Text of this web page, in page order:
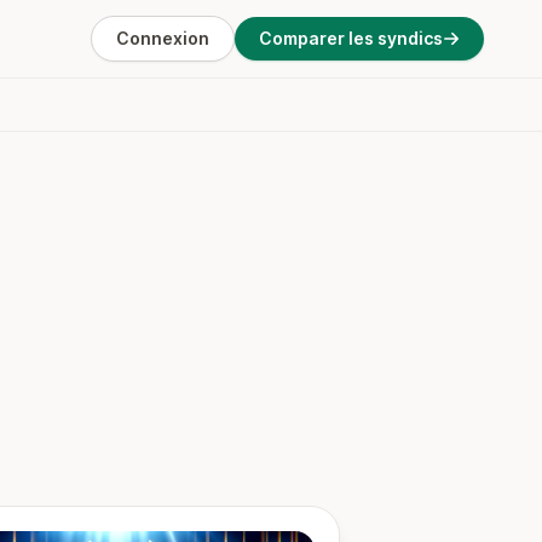
Connexion Comparer les syndics